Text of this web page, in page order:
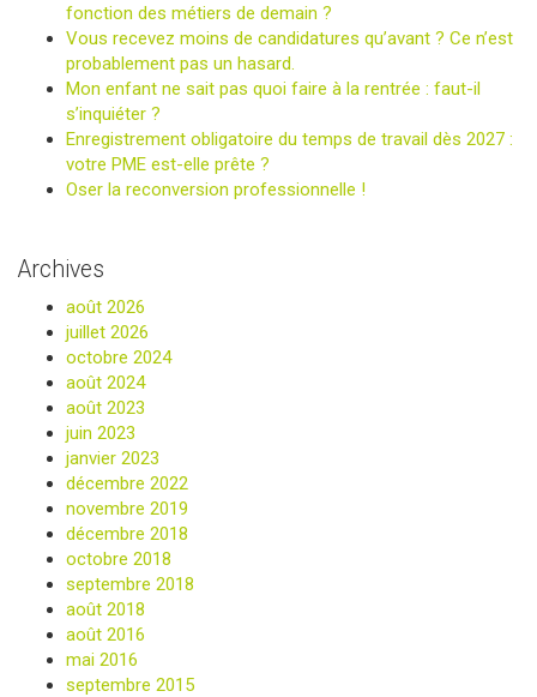
fonction des métiers de demain ?
Vous recevez moins de candidatures qu’avant ? Ce n’est
probablement pas un hasard.
Mon enfant ne sait pas quoi faire à la rentrée : faut-il
s’inquiéter ?
Enregistrement obligatoire du temps de travail dès 2027 :
votre PME est-elle prête ?
Oser la reconversion professionnelle !
Archives
août 2026
juillet 2026
octobre 2024
août 2024
août 2023
juin 2023
janvier 2023
décembre 2022
novembre 2019
décembre 2018
octobre 2018
septembre 2018
août 2018
août 2016
mai 2016
septembre 2015